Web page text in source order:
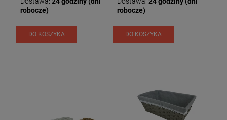
robocze)
DO KOSZYKA
robocze)
DO KOSZYKA